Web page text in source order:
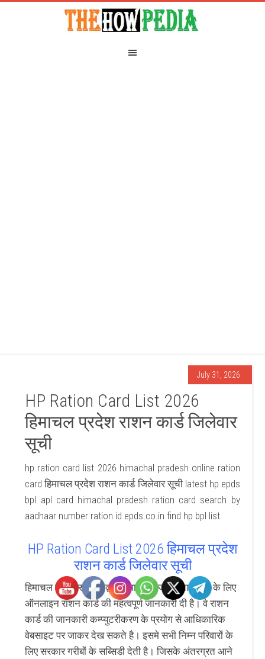
July 31, 2026
HP Ration Card List 2026
हिमाचल प्रदेश राशन कार्ड जिलेवार
सूची
hp ration card list 2026 himachal pradesh online ration
card हिमाचल प्रदेश राशन कार्ड जिलेवार सूची latest hp epds
bpl apl card himachal pradesh ration card search by
aadhaar number ration id epds.co.in find hp bpl list
HP Ration Card List 2026 हिमाचल प्रदेश
राशन कार्ड जिलेवार सूची
हिमाचल प्रदेश सरकार द्वारा हिमाचल राज्य के नागरिकों के लिए
ऑनलाइन राशन कार्ड की महत्वपूर्ण जानकारी दी है। वे राशन
कार्ड की जानकारी कम्प्युटरीकरण के प्रयोग से आधिकारिक
वेबसाइट पर जाकर देख सकते है। इसमे सभी निम्न परिवारों के
लिए सरकार गरीबों के सब्सिडी देती है। जिसके अंतरग्रत आने